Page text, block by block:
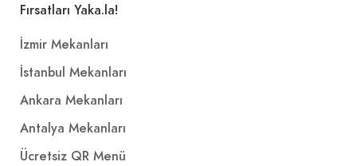
Fırsatları Yaka.la!
İzmir Mekanları
İstanbul Mekanları
Ankara Mekanları
Antalya Mekanları
Ücretsiz QR Menü